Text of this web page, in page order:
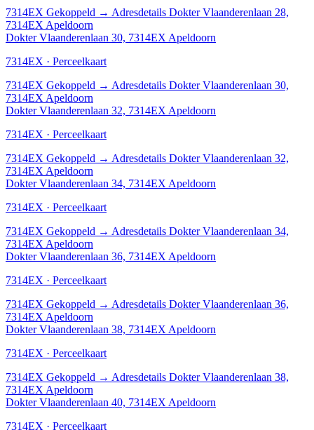
7314EX Gekoppeld → Adresdetails Dokter Vlaanderenlaan 28,
7314EX Apeldoorn
Dokter Vlaanderenlaan 30, 7314EX Apeldoorn
7314EX · Perceelkaart
7314EX Gekoppeld → Adresdetails Dokter Vlaanderenlaan 30,
7314EX Apeldoorn
Dokter Vlaanderenlaan 32, 7314EX Apeldoorn
7314EX · Perceelkaart
7314EX Gekoppeld → Adresdetails Dokter Vlaanderenlaan 32,
7314EX Apeldoorn
Dokter Vlaanderenlaan 34, 7314EX Apeldoorn
7314EX · Perceelkaart
7314EX Gekoppeld → Adresdetails Dokter Vlaanderenlaan 34,
7314EX Apeldoorn
Dokter Vlaanderenlaan 36, 7314EX Apeldoorn
7314EX · Perceelkaart
7314EX Gekoppeld → Adresdetails Dokter Vlaanderenlaan 36,
7314EX Apeldoorn
Dokter Vlaanderenlaan 38, 7314EX Apeldoorn
7314EX · Perceelkaart
7314EX Gekoppeld → Adresdetails Dokter Vlaanderenlaan 38,
7314EX Apeldoorn
Dokter Vlaanderenlaan 40, 7314EX Apeldoorn
7314EX · Perceelkaart